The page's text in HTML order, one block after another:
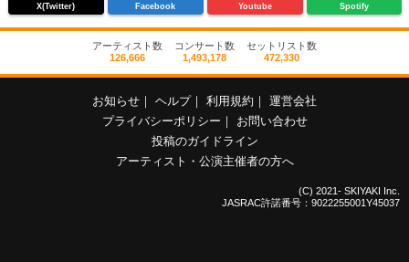
X(Twitter) Facebook Youtube Spotify
アーティスト数
126,666
コンサート数
1,493,178
セットリスト数
472,330
お知らせ ヘルプ 利用規約
運営会社
プライバシーポリシー
お問い合わせ
投稿のガイドライン
アーティスト・公演主催者の方へ
(C) 2021- SKIYAKI Inc.
JASRAC許諾番号：9022255001Y45037